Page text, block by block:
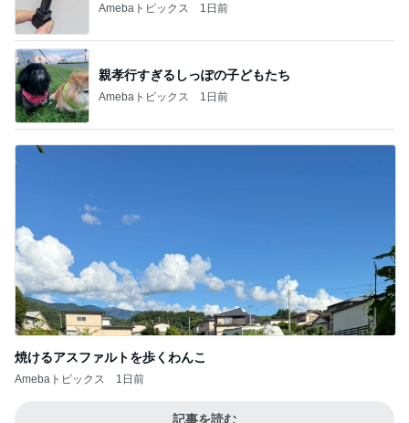
Amebaトピックス 1日前
親孝行すぎるしっぽの子どもたち
Amebaトピックス 1日前
焼けるアスファルトを歩くわんこ
Amebaトピックス 1日前
記事を読む